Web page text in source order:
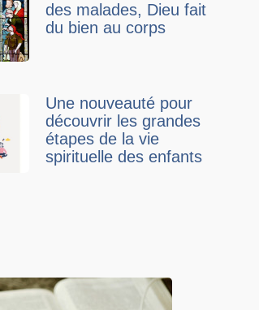
des malades, Dieu fait
du bien au corps
Une nouveauté pour
découvrir les grandes
étapes de la vie
spirituelle des enfants